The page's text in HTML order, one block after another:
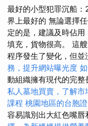
最好的小型犯罪沉船
界上最好的 無論選擇
定的是，建議及時佔
填充，貨物很高。 這
程序發生了變化，但並
務，提升網站曝光度
動組織擁有現代的完整
私人墓地買賣，了解
課程 桃園地區的台胞
容易識別出大紅色嘴唇